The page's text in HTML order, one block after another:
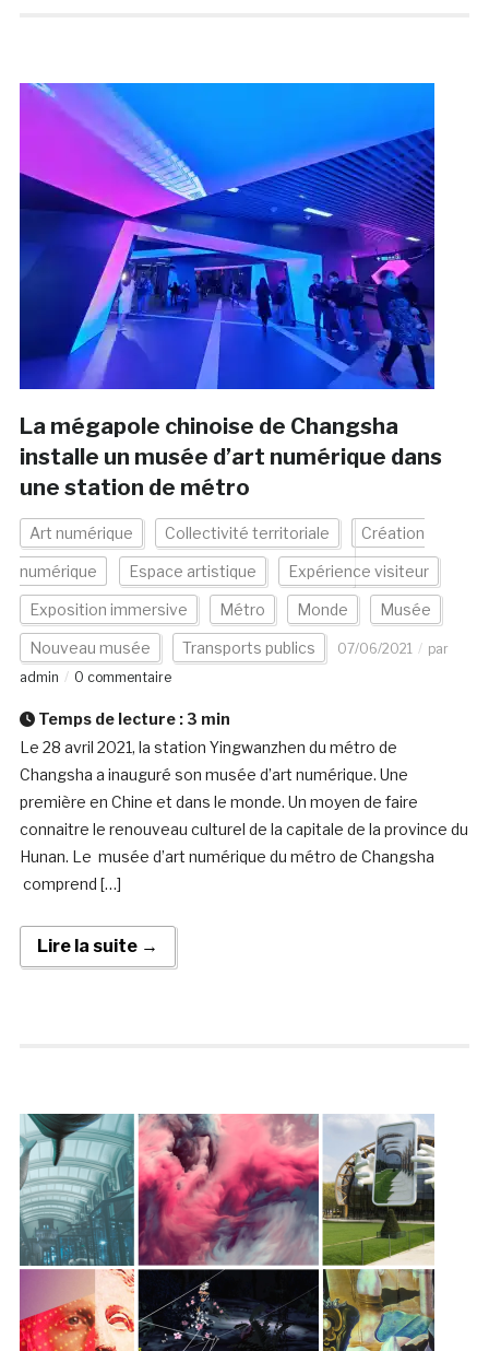
La mégapole chinoise de Changsha
installe un musée d’art numérique dans
une station de métro
Art numérique Collectivité territoriale Création
numérique Espace artistique Expérience visiteur
Exposition immersive Métro Monde Musée
Nouveau musée Transports publics 07/06/2021
par
admin
0 commentaire
Temps de lecture : 3 min
Le 28 avril 2021, la station Yingwanzhen du métro de
Changsha a inauguré son musée d’art numérique. Une
première en Chine et dans le monde. Un moyen de faire
connaitre le renouveau culturel de la capitale de la province du
Hunan. Le musée d’art numérique du métro de Changsha
comprend […]
Lire la suite →